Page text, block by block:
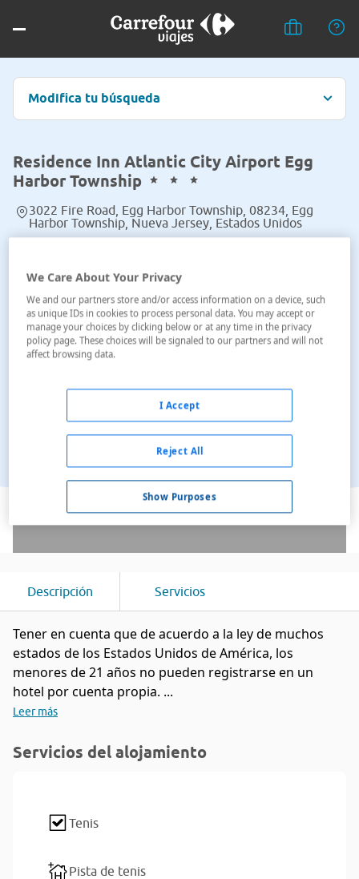
Modifica tu búsqueda
Residence Inn Atlantic City Airport Egg
Harbor Township
3022 Fire Road, Egg Harbor Township, 08234, Egg
Harbor Township, Nueva Jersey, Estados Unidos
Ver en el mapa
Descripción Servicios
Tener en cuenta que de acuerdo a la ley de muchos
estados de los Estados Unidos de América, los
menores de 21 años no pueden registrarse en un
hotel por cuenta propia. ...
Leer más
Servicios del alojamiento
Tenis
Pista de tenis
We Care About Your Privacy
We and our partners store and/or access information on a device, such
as unique IDs in cookies to process personal data. You may accept or
manage your choices by clicking below or at any time in the privacy
policy page. These choices will be signaled to our partners and will not
affect browsing data.
Show Purposes
Reject All
I Accept